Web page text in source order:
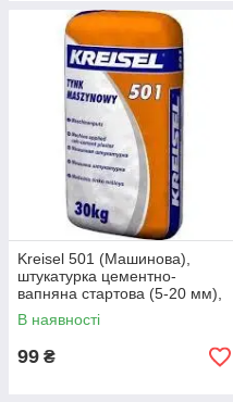
Kreisel 501 (Машинова),
штукатурка цементно-
вапняна стартова (5-20 мм),
25 кг
В наявності
99 ₴